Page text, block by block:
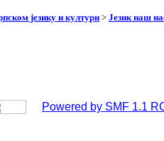
језику и култури > Језик наш
Powered by SMF 1.1